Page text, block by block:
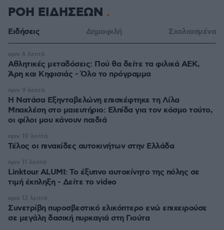
ΡΟΗ ΕΙΔΗΣΕΩΝ
Ειδήσεις Δημοφιλή Σχολιασμένα
Αθλητικές μεταδόσεις: Πού θα δείτε τα φιλικά ΑΕΚ,
Άρη και Κηφισιάς - Όλο το πρόγραμμα
πριν 6 λεπτά
Η Νατάσα Εξηνταβελώνη επισκέφτηκε τη Λίλα
Μπακλέση στο μαιευτήριο: Ελπίδα για τον κόσμο τούτο,
οι φίλοι μου κάνουν παιδιά
πριν 9 λεπτά
Τέλος οι πινακίδες αυτοκινήτων στην Ελλάδα
πριν 10 λεπτά
Linktour ALUMI: Το έξυπνο αυτοκίνητο της πόλης σε
τιμή έκπληξη - Δείτε το video
πριν 11 λεπτά
Συνετρίβη πυροσβεστικό ελικόπτερο ενώ επιχειρούσε
σε μεγάλη δασική πυρκαγιά στη Γιούτα
πριν 12 λεπτά